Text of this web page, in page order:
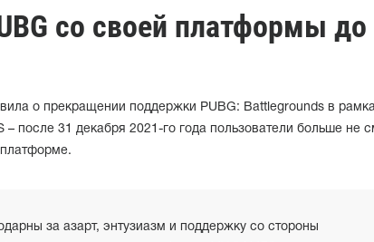
со своей платформы до
о прекращении поддержки PUBG: Battlegrounds в
– после 31 декабря 2021-го года пользователи больше не
за азарт, энтузиазм и поддержку со стороны